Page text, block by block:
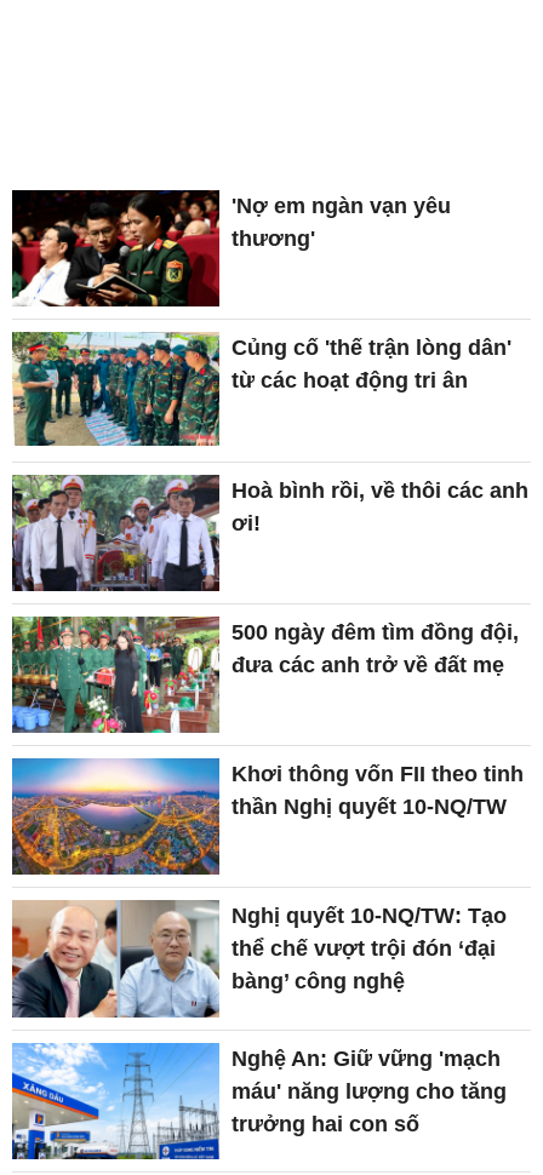
'Nợ em ngàn vạn yêu
thương'
Củng cố 'thế trận lòng dân'
từ các hoạt động tri ân
Hoà bình rồi, về thôi các anh
ơi!
500 ngày đêm tìm đồng đội,
đưa các anh trở về đất mẹ
Khơi thông vốn FII theo tinh
thần Nghị quyết 10-NQ/TW
Nghị quyết 10-NQ/TW: Tạo
thể chế vượt trội đón ‘đại
bàng’ công nghệ
Nghệ An: Giữ vững 'mạch
máu' năng lượng cho tăng
trưởng hai con số